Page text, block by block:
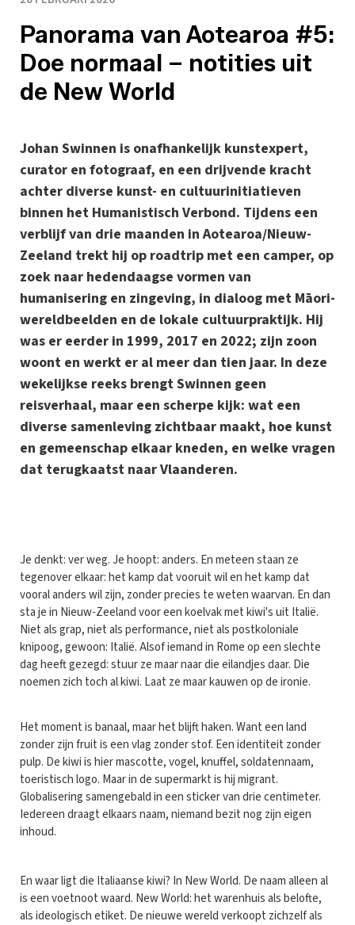
Panorama van Aotearoa #5:
Doe normaal – notities uit
de New World
Johan Swinnen is onafhankelijk kunstexpert,
curator en fotograaf, en een drijvende kracht
achter diverse kunst- en cultuurinitiatieven
binnen het Humanistisch Verbond. Tijdens een
verblijf van drie maanden in Aotearoa/Nieuw-
Zeeland trekt hij op roadtrip met een camper, op
zoek naar hedendaagse vormen van
humanisering en zingeving, in dialoog met Māori-
wereldbeelden en de lokale cultuurpraktijk. Hij
was er eerder in 1999, 2017 en 2022; zijn zoon
woont en werkt er al meer dan tien jaar. In deze
wekelijkse reeks brengt Swinnen geen
reisverhaal, maar een scherpe kijk: wat een
diverse samenleving zichtbaar maakt, hoe kunst
en gemeenschap elkaar kneden, en welke vragen
dat terugkaatst naar Vlaanderen.
Je denkt: ver weg. Je hoopt: anders. En meteen staan ze
tegenover elkaar: het kamp dat vooruit wil en het kamp dat
vooral anders wil zijn, zonder precies te weten waarvan. En dan
sta je in Nieuw-Zeeland voor een koelvak met kiwi's uit Italië.
Niet als grap, niet als performance, niet als postkoloniale
knipoog, gewoon: Italië. Alsof iemand in Rome op een slechte
dag heeft gezegd: stuur ze maar naar die eilandjes daar. Die
noemen zich toch al kiwi. Laat ze maar kauwen op de ironie.
Het moment is banaal, maar het blijft haken. Want een land
zonder zijn fruit is een vlag zonder stof. Een identiteit zonder
pulp. De kiwi is hier mascotte, vogel, knuffel, soldatennaam,
toeristisch logo. Maar in de supermarkt is hij migrant.
Globalisering samengebald in een sticker van drie centimeter.
Iedereen draagt elkaars naam, niemand bezit nog zijn eigen
inhoud.
En waar ligt die Italiaanse kiwi? In New World. De naam alleen al
is een voetnoot waard. New World: het warenhuis als belofte,
als ideologisch etiket. De nieuwe wereld verkoopt zichzelf als